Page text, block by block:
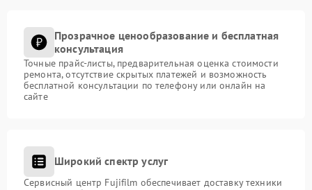
Прозрачное ценообразование и бесплатная
консультация
Точные прайс-листы, предварительная оценка стоимости
ремонта, отсутствие скрытых платежей и возможность
бесплатной консультации по телефону или онлайн на
сайте
Широкий спектр услуг
Сервисный центр Fujifilm обеспечивает доставку техники